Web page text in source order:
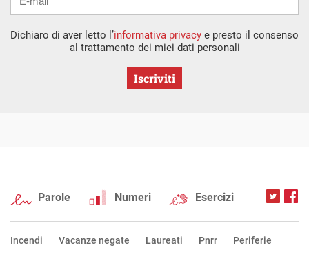
Dichiaro di aver letto l’informativa privacy e presto il consenso
al trattamento dei miei dati personali
Iscriviti
Parole Numeri Esercizi
Incendi Vacanze negate Laureati Pnrr Periferie